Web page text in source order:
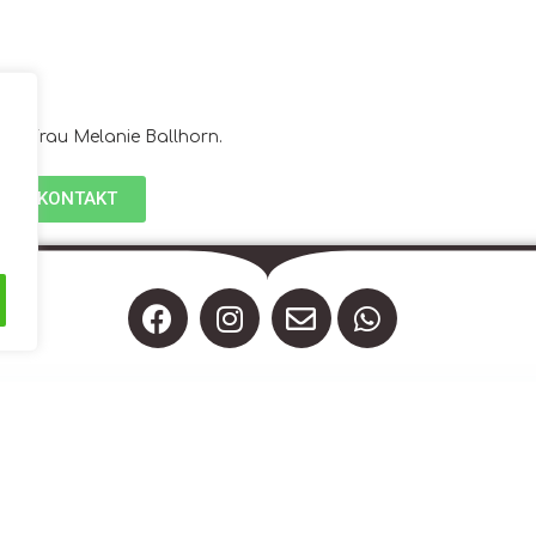
Frau Melanie Ballhorn.
KONTAKT